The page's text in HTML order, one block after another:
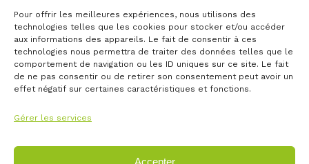
Pour offrir les meilleures expériences, nous utilisons des
technologies telles que les cookies pour stocker et/ou accéder
aux informations des appareils. Le fait de consentir à ces
technologies nous permettra de traiter des données telles que le
comportement de navigation ou les ID uniques sur ce site. Le fait
de ne pas consentir ou de retirer son consentement peut avoir un
effet négatif sur certaines caractéristiques et fonctions.
Gérer les services
Accepter
Tel :02 40 22 52 42
Mail :contact@gist44.fr
Le GIST fait partie du réseau :